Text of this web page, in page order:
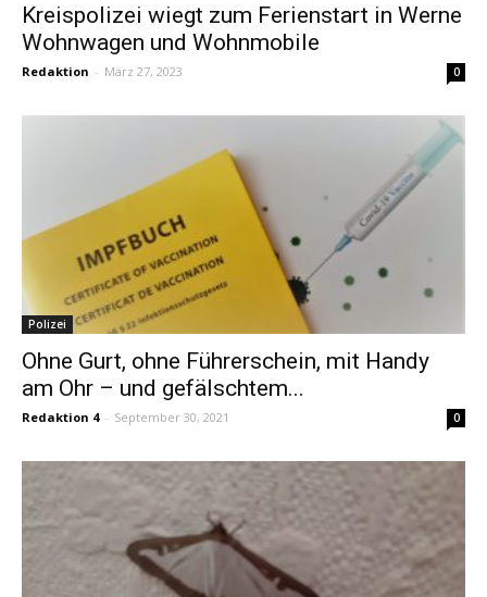
Kreispolizei wiegt zum Ferienstart in Werne
Wohnwagen und Wohnmobile
Redaktion - März 27, 2023 0
Polizei
Ohne Gurt, ohne Führerschein, mit Handy
am Ohr – und gefälschtem...
Redaktion 4 - September 30, 2021 0